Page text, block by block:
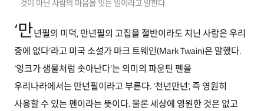
것이 아닌 사람의 마음을 잇는 일이라고 말한다.
‘만년필의 미덕, 만년필의 고집을 절반이라도 지닌 사람은 우리
중에 없다’라고 미국 소설가 마크 트웨인(Mark Twain)은 말했다.
‘잉크가 샘물처럼 솟아난다’는 의미의 파운틴 펜을
우리나라에서는 만년필이라고 부른다. ‘천년만년’, 즉 영원히
사용할 수 있는 펜이라는 뜻이다. 물론 세상에 영원한 것은 없고